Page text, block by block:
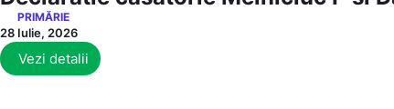
PRIMĂRIE
28 Iulie, 2026
Vezi detalii